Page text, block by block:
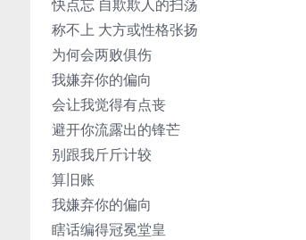
快点忘 自欺欺人的扫荡
称不上 大方或性格张扬
为何会两败俱伤
我嫌弃你的偏向
会让我觉得有点丧
避开你流露出的锋芒
别跟我斤斤计较
算旧账
我嫌弃你的偏向
瞎话编得冠冕堂皇